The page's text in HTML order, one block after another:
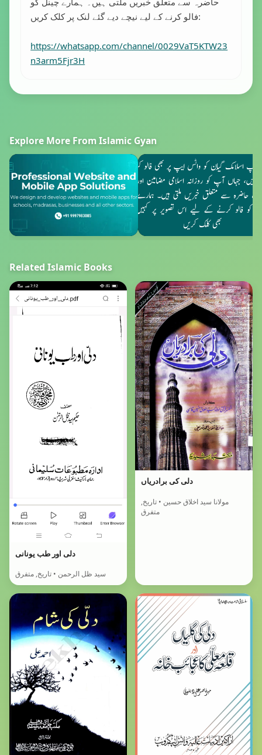
فالو کرنے کے لیے نیچے دیے گئے لنک پر کلک کریں:
https://whatsapp.com/channel/0029VaT5KTW23
n3arm5Fjr3H
Explore More From Islamic Gyan
Related Islamic Books
دلی اور طب یونانی
سید ظل الرحمن • تاریخ, متفرق
دلی کی برادریاں
مولانا سید اخلاق حسین • تاریخ,
متفرق